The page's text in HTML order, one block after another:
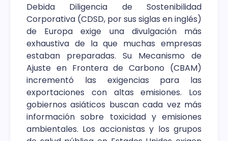
Debida Diligencia de Sostenibilidad
Corporativa (CDSD, por sus siglas en inglés)
de Europa exige una divulgación más
exhaustiva de la que muchas empresas
estaban preparadas. Su Mecanismo de
Ajuste en Frontera de Carbono (CBAM)
incrementó las exigencias para las
exportaciones con altas emisiones. Los
gobiernos asiáticos buscan cada vez más
información sobre toxicidad y emisiones
ambientales. Los accionistas y los grupos